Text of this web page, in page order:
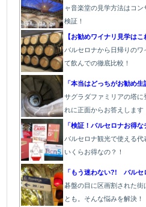
ャ音楽堂の見学方法はコ
検証！
【お勧めワイナリ見学はこ
バルセロナから日帰りの
て飲んでの徹底比較！
「本当はどっちがお勧め生
サグラダファミリアの塔
れに正面からお答えします
「検証！バルセロナお得な
バルセロナ観光で使える
いくらお得なの？！
「もう迷わない?! バルセ
碁盤の目に区画割された街
とも。そんな悩みを解決！